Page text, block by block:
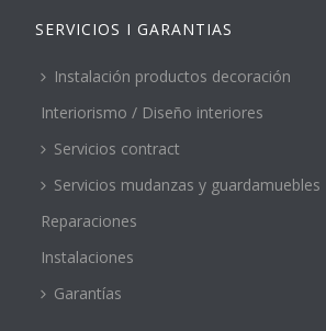
SERVICIOS I GARANTIAS
Instalación productos decoración
Interiorismo / Diseño interiores
Servicios contract
Servicios mudanzas y guardamuebles
Reparaciones
Instalaciones
Garantías